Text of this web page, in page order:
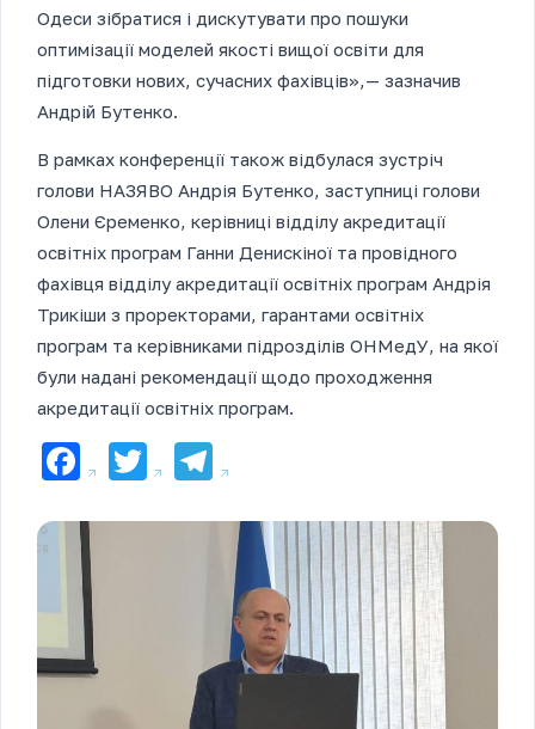
Одеси зібратися і дискутувати про пошуки
оптимізації моделей якості вищої освіти для
підготовки нових, сучасних фахівців»,— зазначив
Андрій Бутенко.
В рамках конференції також відбулася зустріч
голови НАЗЯВО Андрія Бутенко, заступниці голови
Олени Єременко, керівниці відділу акредитації
освітніх програм Ганни Денискіної та провідного
фахівця відділу акредитації освітніх програм Андрія
Трикіши з проректорами, гарантами освітніх
програм та керівниками підрозділів ОНМедУ, на якої
були надані рекомендації щодо проходження
акредитації освітніх програм.
Facebook
TwitterTelegram